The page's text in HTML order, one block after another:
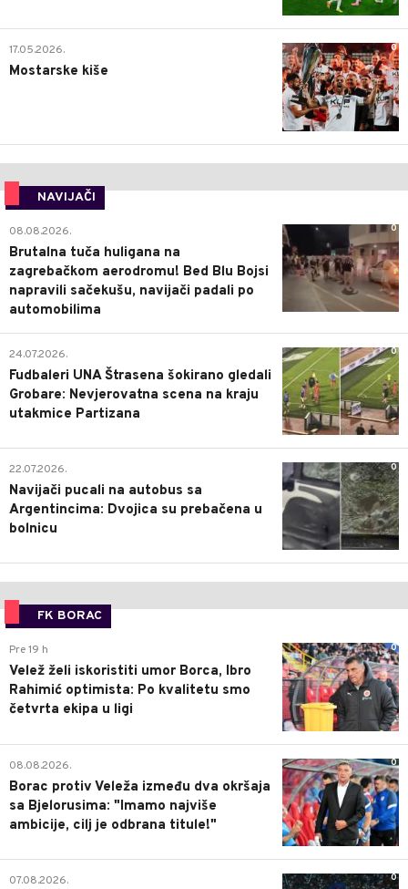
0
17.05.2026.
Mostarske kiše
NAVIJAČI
0
08.08.2026.
Brutalna tuča huligana na
zagrebačkom aerodromu! Bed Blu Bojsi
napravili sačekušu, navijači padali po
automobilima
0
24.07.2026.
Fudbaleri UNA Štrasena šokirano gledali
Grobare: Nevjerovatna scena na kraju
utakmice Partizana
0
22.07.2026.
Navijači pucali na autobus sa
Argentincima: Dvojica su prebačena u
bolnicu
FK BORAC
0
Pre 19 h
Velež želi iskoristiti umor Borca, Ibro
Rahimić optimista: Po kvalitetu smo
četvrta ekipa u ligi
0
08.08.2026.
Borac protiv Veleža između dva okršaja
sa Bjelorusima: "Imamo najviše
ambicije, cilj je odbrana titule!"
0
07.08.2026.